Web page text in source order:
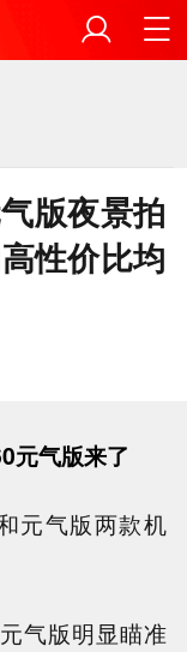
版夜景拍
性价比均
元气版来了
元气版两款机
气版明显瞄准